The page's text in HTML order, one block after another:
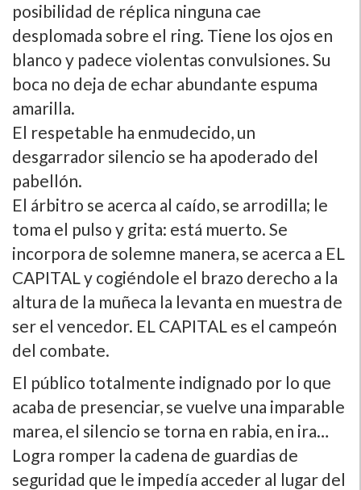
posibilidad de réplica ninguna cae
desplomada sobre el ring. Tiene los ojos en
blanco y padece violentas convulsiones. Su
boca no deja de echar abundante espuma
amarilla.
El respetable ha enmudecido, un
desgarrador silencio se ha apoderado del
pabellón.
El árbitro se acerca al caí­do, se arrodilla; le
toma el pulso y grita: está muerto. Se
incorpora de solemne manera, se acerca a EL
CAPITAL y cogiéndole el brazo derecho a la
altura de la muñeca la levanta en muestra de
ser el vencedor. EL CAPITAL es el campeón
del combate.
El público totalmente indignado por lo que
acaba de presenciar, se vuelve una imparable
marea, el silencio se torna en rabia, en ira…
Logra romper la cadena de guardias de
seguridad que le impedí­a acceder al lugar del